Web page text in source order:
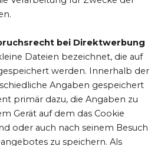
bei Direktwerbung
Dateien bezeichnet, die auf
werden. Innerhalb der
Angaben gespeichert
primär dazu, die Angaben zu
Gerät auf dem das Cookie
oder auch nach seinem Besuch
zu speichern. Als